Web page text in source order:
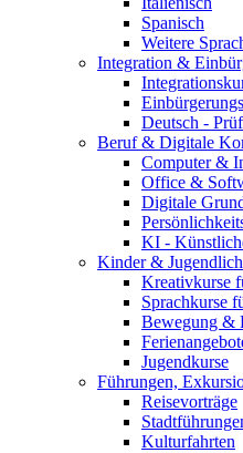
Spanisch
Weitere
Integration &
Deutsch -
Beruf & Digitale
Computer &
Office &
Digitale
KI -
Kinder &
Kreativkurse
Sprachkurse
Bewegung &
Jugendkurse
Führungen,
Reisevorträge
Kulturfahrten